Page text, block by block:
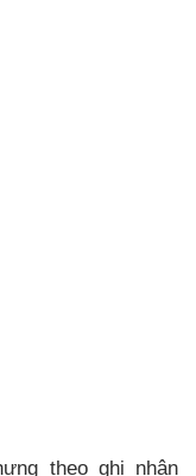
theo ghi nhận